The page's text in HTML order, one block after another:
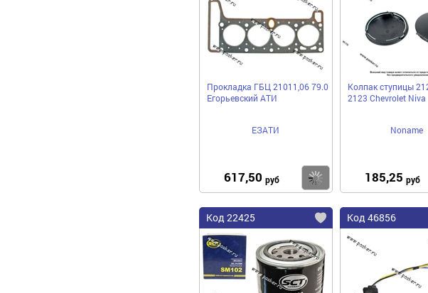
Прокладка ГБЦ 21011,06 79.0
Егорьевский АТИ
ЕЗАТИ
617,50 руб Купить
Колпак ступицы
2123 Chevrolet Niva
Noname
185,25 руб
Код 22425 Код 46856